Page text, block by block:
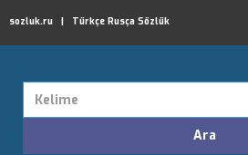
sozluk.ru | Türkçe Rusça Sözlük